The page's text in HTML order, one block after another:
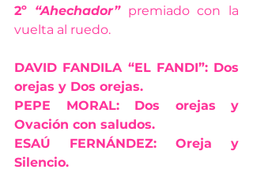
2º “Ahechador” premiado con la
vuelta al ruedo.
DAVID FANDILA “EL FANDI”: Dos
orejas y Dos orejas.
PEPE MORAL: Dos orejas y
Ovación con saludos.
ESAÚ FERNÁNDEZ: Oreja y
Silencio.